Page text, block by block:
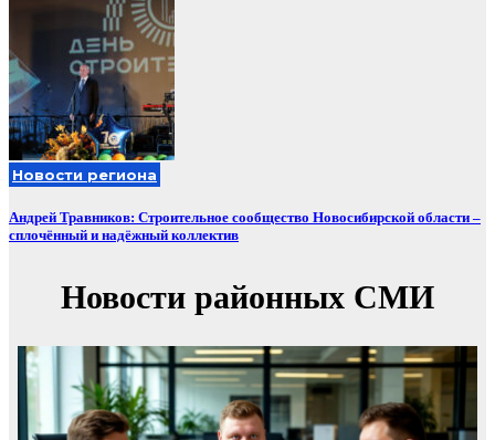
Новости региона
Андрей Травников: Строительное сообщество Новосибирской области –
сплочённый и надёжный коллектив